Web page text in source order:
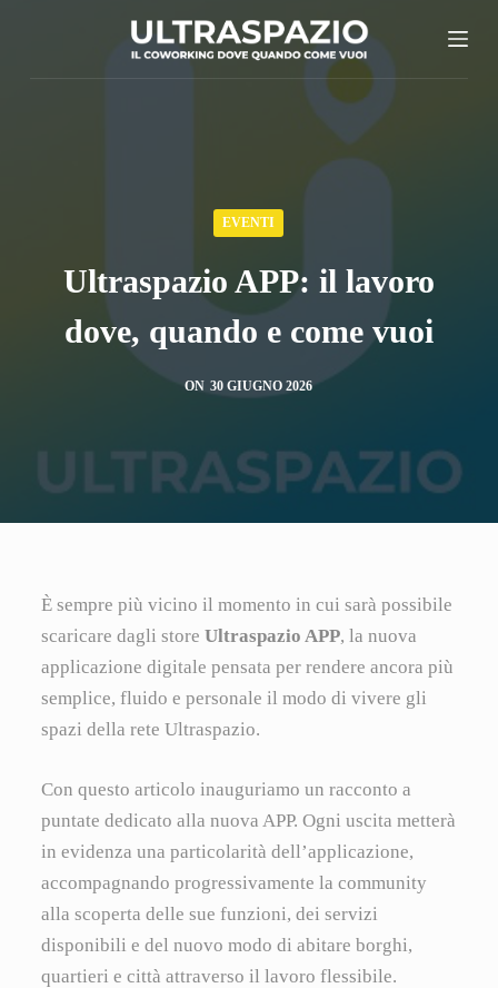
EVENTI
Ultraspazio APP: il lavoro
dove, quando e come vuoi
ON 30 GIUGNO 2026
È sempre più vicino il momento in cui sarà possibile
scaricare dagli store Ultraspazio APP, la nuova
applicazione digitale pensata per rendere ancora più
semplice, fluido e personale il modo di vivere gli
spazi della rete Ultraspazio.
Con questo articolo inauguriamo un racconto a
puntate dedicato alla nuova APP. Ogni uscita metterà
in evidenza una particolarità dell’applicazione,
accompagnando progressivamente la community
alla scoperta delle sue funzioni, dei servizi
disponibili e del nuovo modo di abitare borghi,
quartieri e città attraverso il lavoro flessibile.